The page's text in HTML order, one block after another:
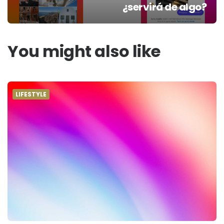
¿servirá de algo?
You might also like
LIFESTYLE